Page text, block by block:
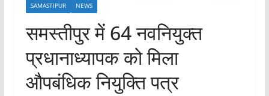
SAMASTIPUR NEWS
समस्तीपुर में 64 नवनियुक्त
प्रधानाध्यापक को मिला
औपबंधिक नियुक्ति पत्र